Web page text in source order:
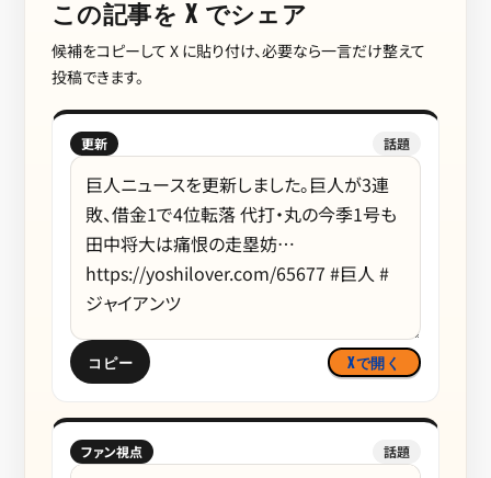
この記事を X でシェア
候補をコピーして X に貼り付け、必要なら一言だけ整えて
投稿できます。
更新 話題
コピー Xで開く
ファン視点 話題